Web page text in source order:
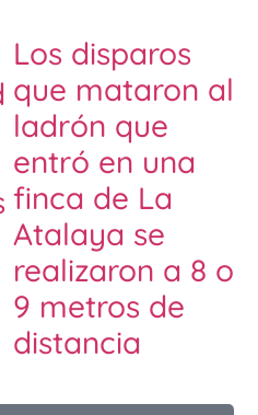
Los disparos
que mataron al
ladrón que
entró en una
finca de La
Atalaya se
realizaron a 8 o
9 metros de
distancia